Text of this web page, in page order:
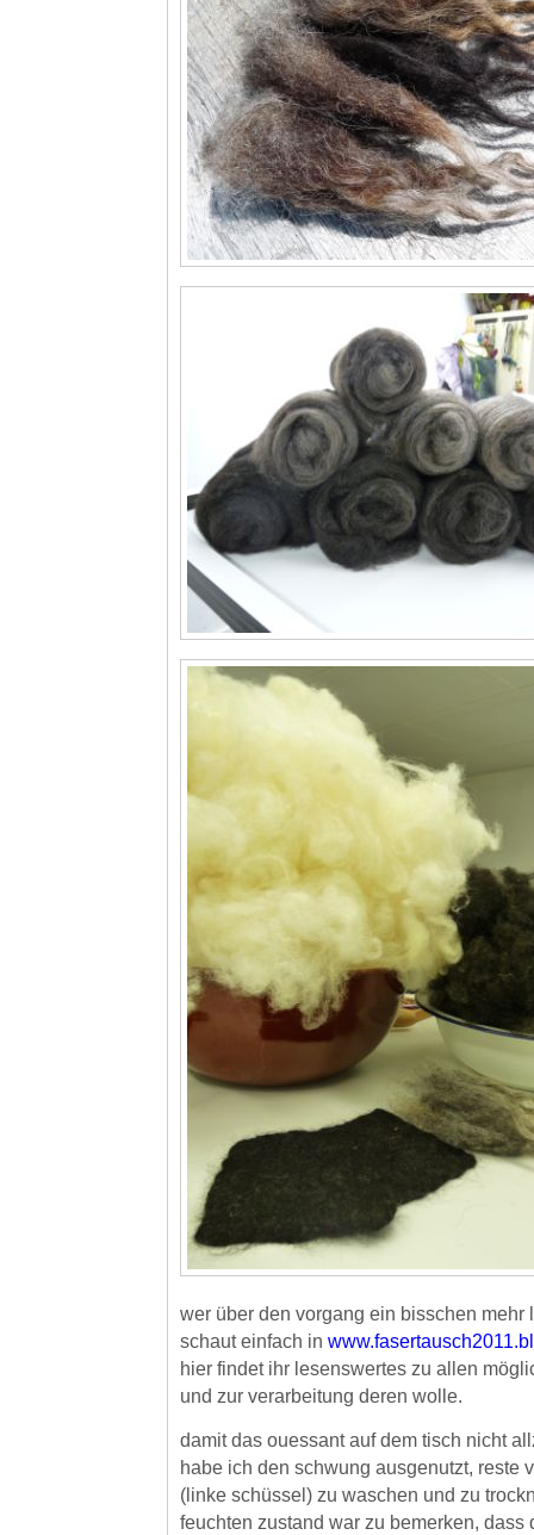
wer über den vorgang ein bisschen mehr
schaut einfach in
hier findet ihr lesenswertes zu allen
und zur verarbeitung deren wolle.
damit das ouessant auf dem tisch nicht
habe ich den schwung ausgenutzt, reste
(linke schüssel) zu waschen und zu
feuchten zustand war zu bemerken, dass